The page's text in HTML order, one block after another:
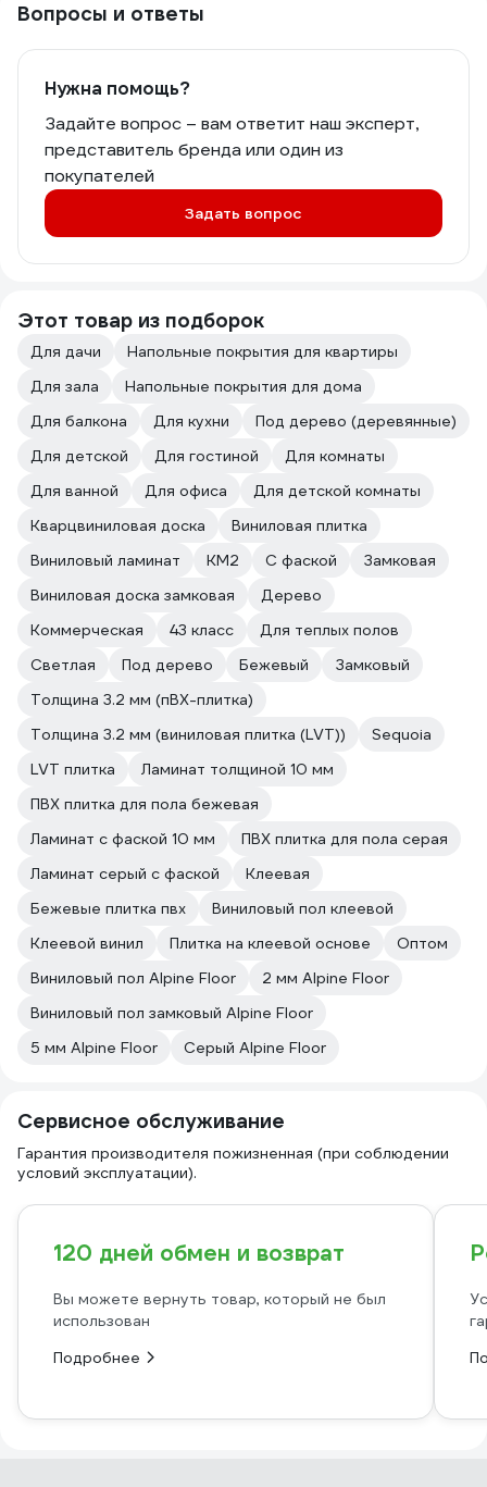
Вопросы и ответы
Нужна помощь?
Задайте вопрос – вам ответит наш эксперт,
представитель бренда или один из
покупателей
Задать вопрос
Этот товар из подборок
Для дачи
Напольные покрытия для квартиры
Для зала
Напольные покрытия для дома
Для балкона
Для кухни
Под дерево (деревянные)
Для детской
Для гостиной
Для комнаты
Для ванной
Для офиса
Для детской комнаты
Кварцвиниловая доска
Виниловая плитка
Виниловый ламинат
КМ2 С фаской
Замковая
Виниловая доска замковая
Дерево
Коммерческая
43 класс
Для теплых полов
Светлая
Под дерево Бежевый
Замковый
Толщина 3.2 мм (пВХ-плитка)
Толщина 3.2 мм (виниловая плитка (LVT))
Sequoia
LVT плитка
Ламинат толщиной 10 мм
ПВХ плитка для пола бежевая
Ламинат с фаской 10 мм
ПВХ плитка для пола серая
Ламинат серый с фаской
Клеевая
Бежевые плитка пвх
Виниловый пол клеевой
Клеевой винил
Плитка на клеевой основе
Оптом
Виниловый пол Alpine Floor
2 мм Alpine Floor
Виниловый пол замковый Alpine Floor
5 мм Alpine Floor
Серый Alpine Floor
Сервисное обслуживание
Гарантия производителя пожизненная (при соблюдении
условий эксплуатации).
120 дней обмен и возврат
Вы можете вернуть товар, который не был
использован
Подробнее